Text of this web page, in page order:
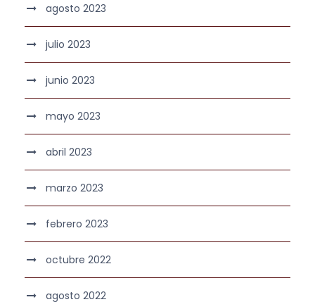
agosto 2023
julio 2023
junio 2023
mayo 2023
abril 2023
marzo 2023
febrero 2023
octubre 2022
agosto 2022